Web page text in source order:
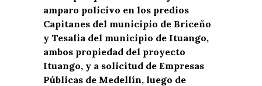
amparo policivo en los predios
Capitanes del municipio de Briceño
y Tesalia del municipio de Ituango,
ambos propiedad del proyecto
Ituango, y a solicitud de Empresas
Públicas de Medellín, luego de